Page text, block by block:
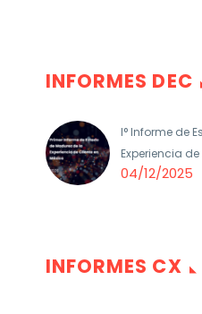
INFORMES DEC
I° Informe de
Experiencia
04/12/2025
INFORMES CX